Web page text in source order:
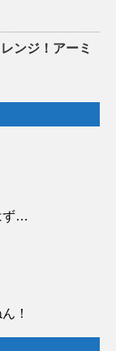
ンジ！アーミ
ず…
！